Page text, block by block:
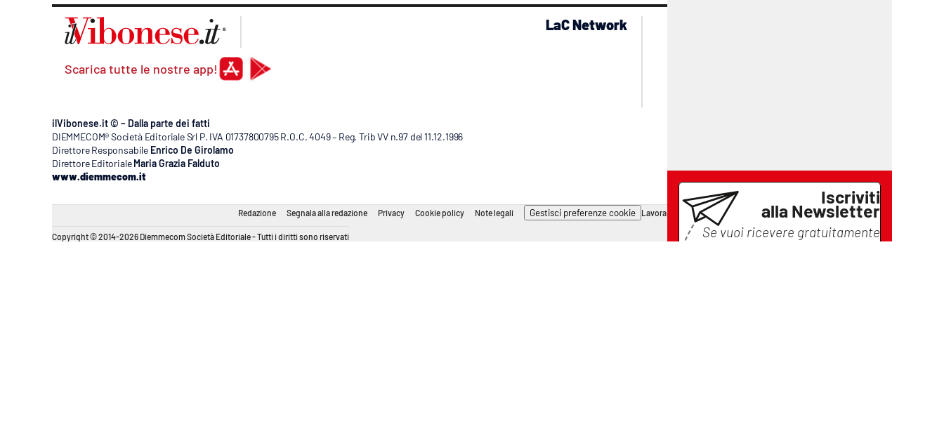
Iscriviti
alla Newsletter
Se vuoi ricevere gratuitamente
Scarica tutte le nostre app!
LaC Network
ilVibonese.it © – Dalla parte dei fatti
DIEMMECOM® Società Editoriale Srl P. IVA 01737800795 R.O.C. 4049 – Reg. Trib VV n.97 del 11.12.1996
Direttore Responsabile Enrico De Girolamo
Direttore Editoriale Maria Grazia Falduto
www.diemmecom.it
Redazione Segnala alla redazione Privacy Cookie policy Note legali Gestisci preferenze cookie Lavora con noi
Copyright © 2014-2026 Diemmecom Società Editoriale - Tutti i diritti sono riservati